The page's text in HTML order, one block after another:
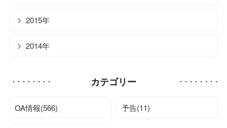
2015年
2014年
カテゴリー
OA情報(566) 予告(11)